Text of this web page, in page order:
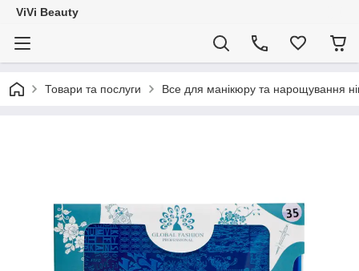
ViVi Beauty
Товари та послуги Все для манікюру та нарощування